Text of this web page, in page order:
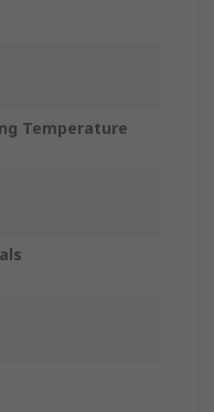
Temperature